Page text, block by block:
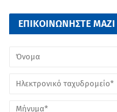
ΕΠΙΚΟΙΝΩΝΗΣΤΕ